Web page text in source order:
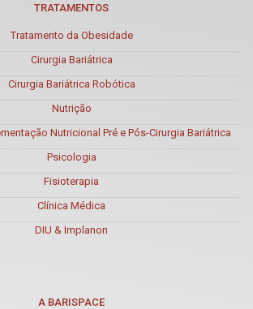
TRATAMENTOS
Tratamento da Obesidade
Cirurgia Bariátrica
Cirurgia Bariátrica Robótica
Nutrição
Nutricional Pré e Pós-Cirurgia Bariátrica
Psicologia
Fisioterapia
Clínica Médica
DIU & Implanon
A BARISPACE